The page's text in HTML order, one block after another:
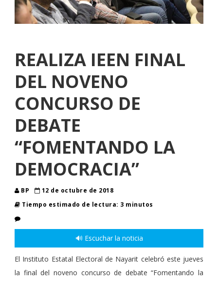
REALIZA IEEN FINAL
DEL NOVENO
CONCURSO DE
DEBATE
“FOMENTANDO LA
DEMOCRACIA”
BP
12 de octubre de 2018
Tiempo estimado de lectura: 3 minutos
🔊 Escuchar la noticia
El Instituto Estatal Electoral de Nayarit celebró este jueves
la final del noveno concurso de debate “Fomentando la